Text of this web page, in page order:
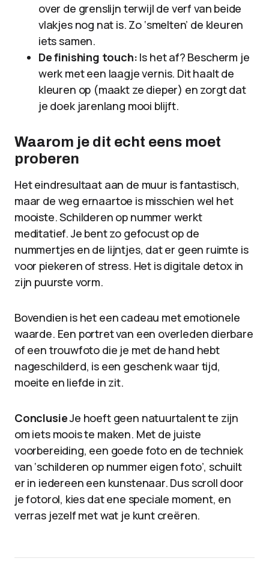
over de grenslijn terwijl de verf van beide
vlakjes nog nat is. Zo ‘smelten’ de kleuren
iets samen.
De finishing touch: Is het af? Bescherm je
werk met een laagje vernis. Dit haalt de
kleuren op (maakt ze dieper) en zorgt dat
je doek jarenlang mooi blijft.
Waarom je dit echt eens moet
proberen
Het eindresultaat aan de muur is fantastisch,
maar de weg ernaartoe is misschien wel het
mooiste. Schilderen op nummer werkt
meditatief. Je bent zo gefocust op de
nummertjes en de lijntjes, dat er geen ruimte is
voor piekeren of stress. Het is digitale detox in
zijn puurste vorm.
Bovendien is het een cadeau met emotionele
waarde. Een portret van een overleden dierbare
of een trouwfoto die je met de hand hebt
nageschilderd, is een geschenk waar tijd,
moeite en liefde in zit.
ConclusieJe hoeft geen natuurtalent te zijn
om iets moois te maken. Met de juiste
voorbereiding, een goede foto en de techniek
van ‘schilderen op nummer eigen foto’, schuilt
er in iedereen een kunstenaar. Dus scroll door
je fotorol, kies dat ene speciale moment, en
verras jezelf met wat je kunt creëren.